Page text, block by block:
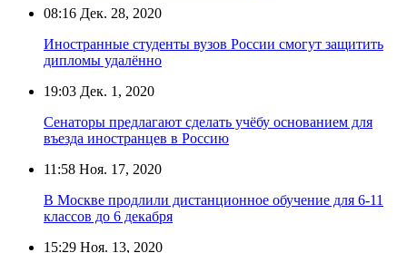
08:16 Дек. 28, 2020
Иностранные студенты вузов России смогут защитить
дипломы удалённо
19:03 Дек. 1, 2020
Сенаторы предлагают сделать учёбу основанием для
въезда иностранцев в Россию
11:58 Ноя. 17, 2020
В Москве продлили дистанционное обучение для 6-11
классов до 6 декабря
15:29 Ноя. 13, 2020